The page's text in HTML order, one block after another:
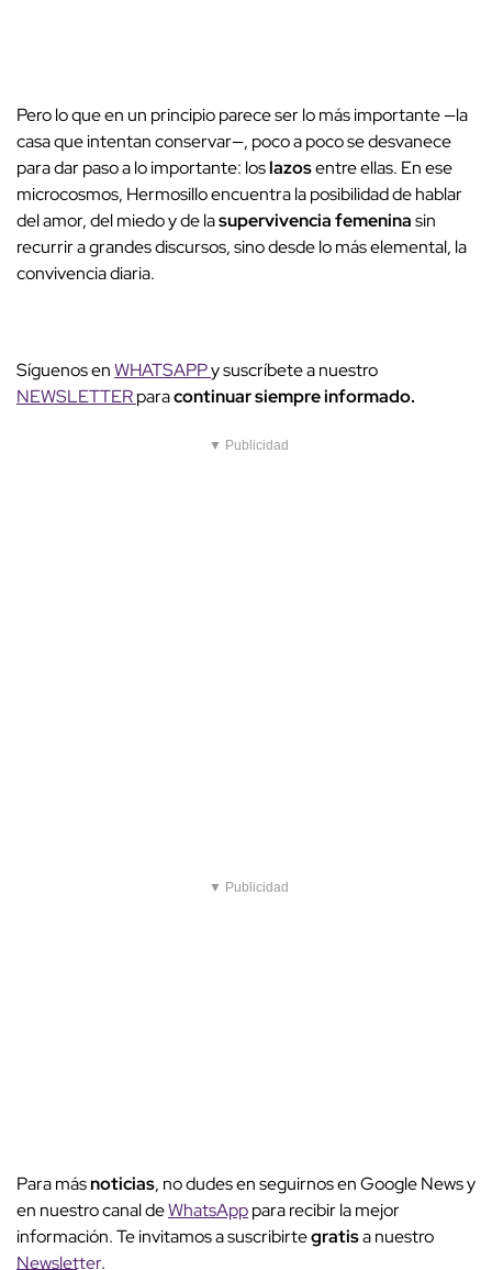
Pero lo que en un principio parece ser lo más importante —la
casa que intentan conservar—, poco a poco se desvanece
para dar paso a lo importante: loslazosentre ellas. En ese
microcosmos, Hermosillo encuentra la posibilidad de hablar
del amor, del miedo y de lasupervivencia femeninasin
recurrir a grandes discursos, sino desde lo más elemental, la
convivencia diaria.
Síguenos enWHATSAPPy suscríbete a nuestro
NEWSLETTERparacontinuar siempre informado.
▼ Publicidad
▼ Publicidad
Para másnoticias, no dudes en seguirnos en Google News y
en nuestro canal deWhatsApppara recibir la mejor
información. Te invitamos a suscribirtegratisa nuestro
Newsletter.